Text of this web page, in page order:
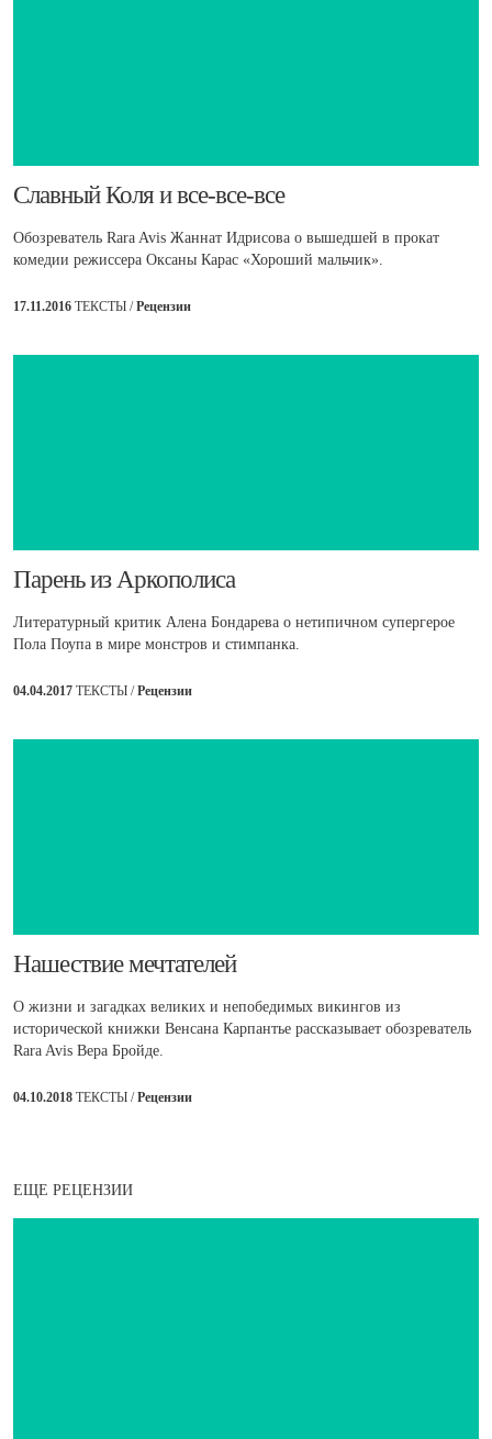
​Славный Коля и все-все-все
Обозреватель Rara Avis Жаннат Идрисова о вышедшей в прокат
комедии режиссера Оксаны Карас «Хороший мальчик».
17.11.2016 ТЕКСТЫ /Рецензии
​Парень из Аркополиса
Литературный критик Алена Бондарева о нетипичном супергерое
Пола Поупа в мире монстров и стимпанка.
04.04.2017 ТЕКСТЫ /Рецензии
Нашествие мечтателей
О жизни и загадках великих и непобедимых викингов из
исторической книжки Венсана Карпантье рассказывает обозреватель
Rara Avis Вера Бройде.
04.10.2018 ТЕКСТЫ /Рецензии
ЕЩЕ РЕЦЕНЗИИ